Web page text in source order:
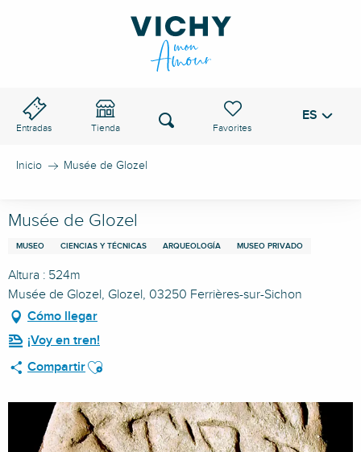
Entradas Tienda
Voir les favoris
Buscar ES
Inicio Musée de Glozel
Musée de Glozel
MUSEO CIENCIAS Y TÉCNICAS ARQUEOLOGÍA MUSEO PRIVADO
Altura : 524m
Musée de Glozel, Glozel, 03250 Ferrières-sur-Sichon
Cómo llegar
¡Voy en tren!
CompartirAjouter aux favoris